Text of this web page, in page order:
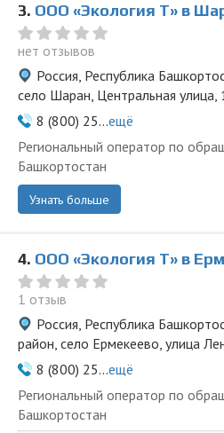
3. ООО «Экология Т» в
нет отзывов
Россия, Республика
село Шаран, Центральная улица,
8 (800) 25...ещё
Региональный оператор по
Башкортостан
Узнать больше
4. ООО «Экология Т» в
1 отзыв
Россия, Республика
район, село Ермекеево, улица
8 (800) 25...ещё
Региональный оператор по
Башкортостан